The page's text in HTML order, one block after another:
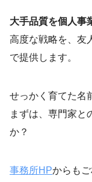
大手品質を個人事
高度な戦略を、友
で提供します。
せっかく育てた名
まずは、専門家と
か？
事務所HPからも